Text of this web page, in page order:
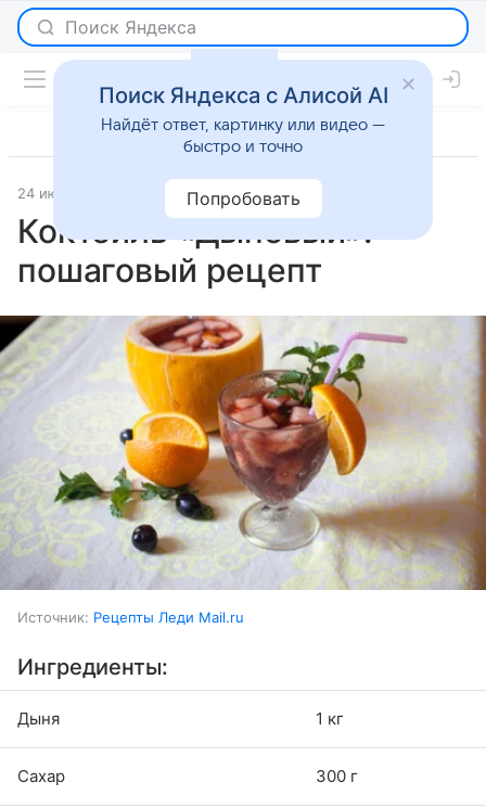
24 июня 2026 Рецепты
Коктейль «Дыневый»:
пошаговый рецепт
Источник: Рецепты Леди Mail.ru
Ингредиенты:
Дыня 1 кг
Сахар 300 г
Поиск Яндекса с Алисой AI
Найдёт ответ, картинку или видео —
быстро и точно
Попробовать